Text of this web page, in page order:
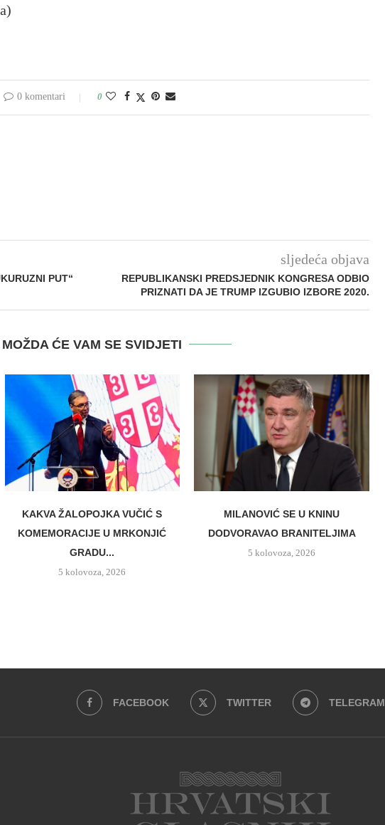
0 komentari 0
PUT“
sljedeća objava
REPUBLIKANSKI PREDSJEDNIK KONGRESA ODBIO
PRIZNATI DA JE TRUMP IZGUBIO IZBORE 2020.
MOŽDA ĆE VAM SE SVIDJETI
KAKVA ŽALOPOJKA VUČIĆ S
KOMEMORACIJE U MRKONJIĆ
GRADU...
5 kolovoza, 2026
MILANOVIĆ SE U KNINU
DODVORAVAO BRANITELJIMA
5 kolovoza, 2026
FACEBOOK TWITTER TELEGRAM